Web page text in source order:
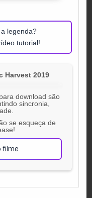
legenda?
tutorial!
Harvest 2019
download são
sincronia,
se esqueça de
filme